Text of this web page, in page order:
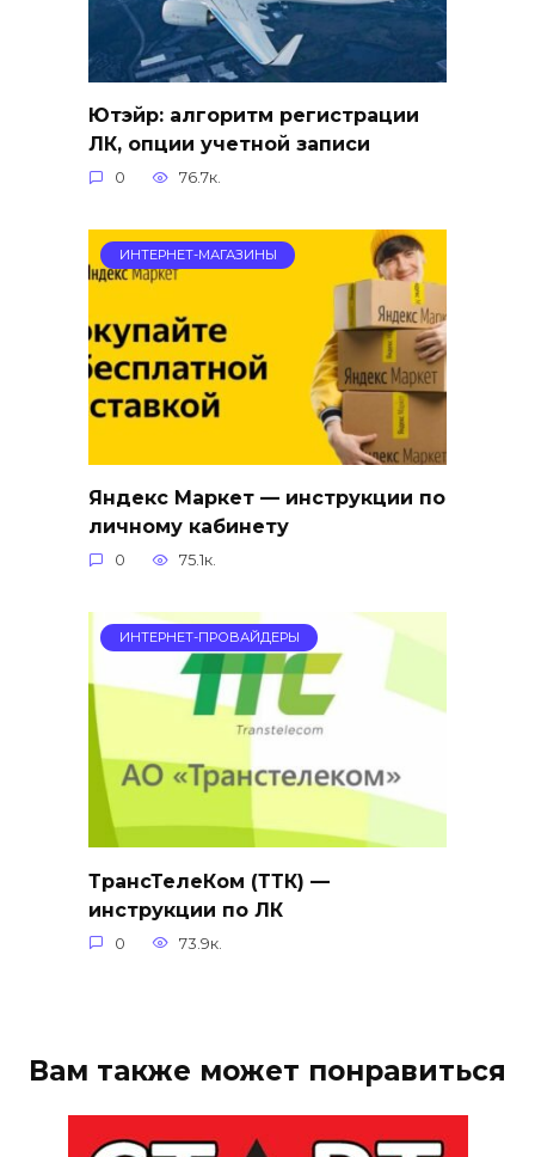
Ютэйр: алгоритм регистрации
ЛК, опции учетной записи
0 76.7к.
ИНТЕРНЕТ-МАГАЗИНЫ
Яндекс Маркет — инструкции по
личному кабинету
0 75.1к.
ИНТЕРНЕТ-ПРОВАЙДЕРЫ
ТрансТелеКом (ТТК) —
инструкции по ЛК
0 73.9к.
Вам также может понравиться